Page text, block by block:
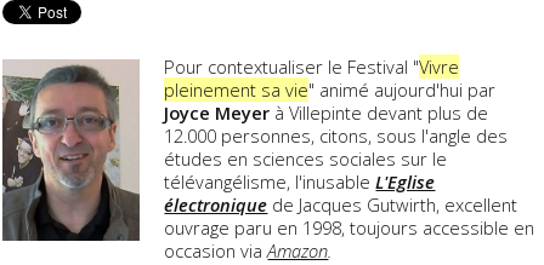
Pour contextualiser le Festival "Vivre
pleinement sa vie" animé aujourd'hui par
Joyce Meyer à Villepinte devant plus de
12.000 personnes, citons, sous l'angle des
études en sciences sociales sur le
télévangélisme, l'inusableL'Eglise
électronique de Jacques Gutwirth, excellent
ouvrage paru en 1998, toujours accessible en
occasion viaAmazon.